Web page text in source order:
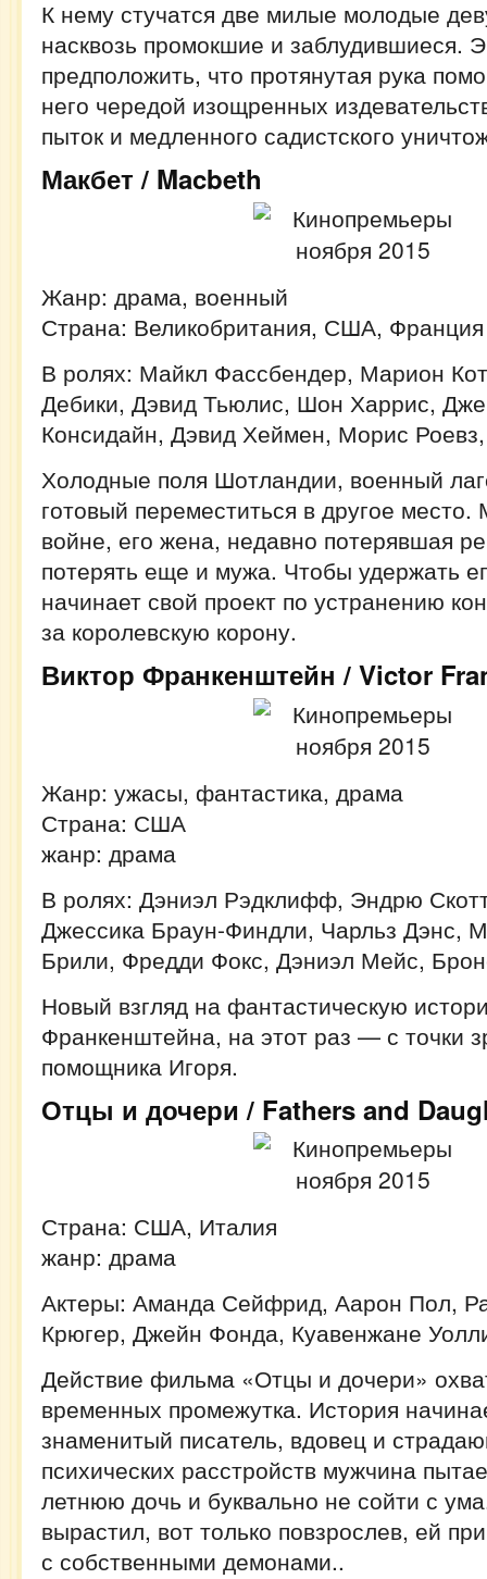
К нему стучатся две милые молодые
насквозь промокшие и заблудившиеся.
предположить, что протянутая рука
него чередой изощренных
пыток и медленного садистского
Макбет / Macbeth
Жанр: драма, военный
Страна: Великобритания, США, Франция
В ролях: Майкл Фассбендер, Марион
Дебики, Дэвид Тьюлис, Шон Харрис,
Консидайн, Дэвид Хеймен, Морис
Холодные поля Шотландии, военный
готовый переместиться в другое место.
войне, его жена, недавно потерявшая
потерять еще и мужа. Чтобы удержать
начинает свой проект по устранению
за королевскую корону.
Виктор Франкенштейн / Victor
Жанр: ужасы, фантастика, драма
Страна: США
жанр: драма
В ролях: Дэниэл Рэдклифф, Эндрю
Джессика Браун-Финдли, Чарльз Дэнс,
Брили, Фредди Фокс, Дэниэл Мейс,
Новый взгляд на фантастическую
Франкенштейна, на этот раз — с точки
помощника Игоря.
Отцы и дочери / Fathers and
Страна: США, Италия
жанр: драма
Актеры: Аманда Сейфрид, Аарон Пол,
Крюгер, Джейн Фонда, Куавенжане
Действие фильма «Отцы и дочери»
временных промежутка. История
знаменитый писатель, вдовец и
психических расстройств мужчина
летнюю дочь и буквально не сойти с
вырастил, вот только повзрослев, ей
с собственными демонами..